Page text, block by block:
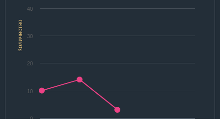
Количество
10
20
30
40